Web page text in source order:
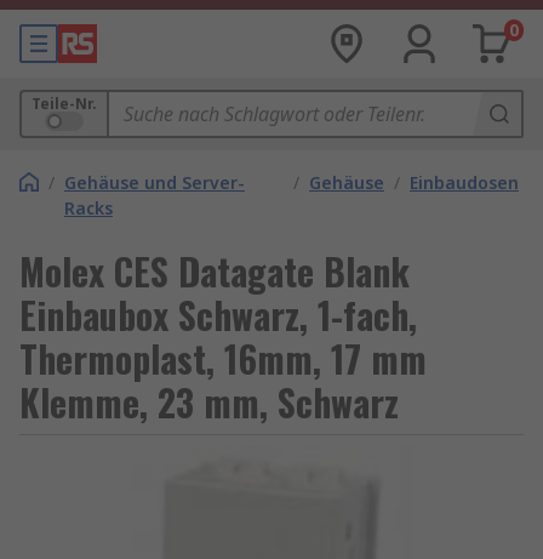
0
Teile-Nr.
/ Gehäuse und Server-
Racks
/ Gehäuse / Einbaudosen
Molex CES Datagate Blank
Einbaubox Schwarz, 1-fach,
Thermoplast, 16mm, 17 mm
Klemme, 23 mm, Schwarz